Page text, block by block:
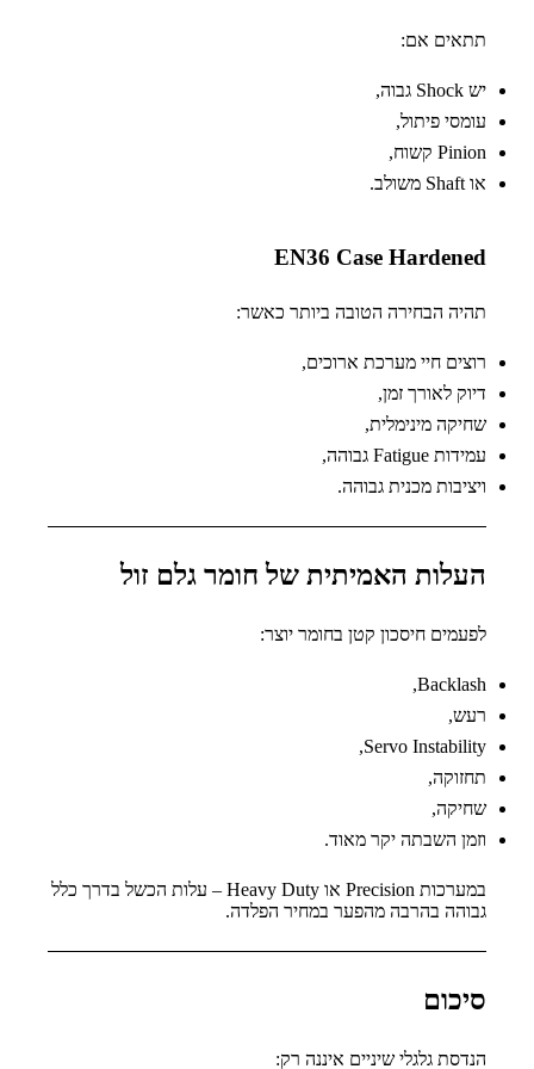
תתאים אם:
יש Shock גבוה,
עומסי פיתול,
Pinion קשוח,
או Shaft משולב.
EN36 Case Hardened
תהיה הבחירה הטובה ביותר כאשר:
רוצים חיי מערכת ארוכים,
דיוק לאורך זמן,
שחיקה מינימלית,
עמידות Fatigue גבוהה,
ויציבות מכנית גבוהה.
העלות האמיתית של חומר גלם זול
לפעמים חיסכון קטן בחומר יוצר:
Backlash,
רעש,
Servo Instability,
תחזוקה,
שחיקה,
וזמן השבתה יקר מאוד.
במערכות Precision או Heavy Duty – עלות הכשל בדרך כלל
גבוהה בהרבה מהפער במחיר הפלדה.
סיכום
הנדסת גלגלי שיניים איננה רק: